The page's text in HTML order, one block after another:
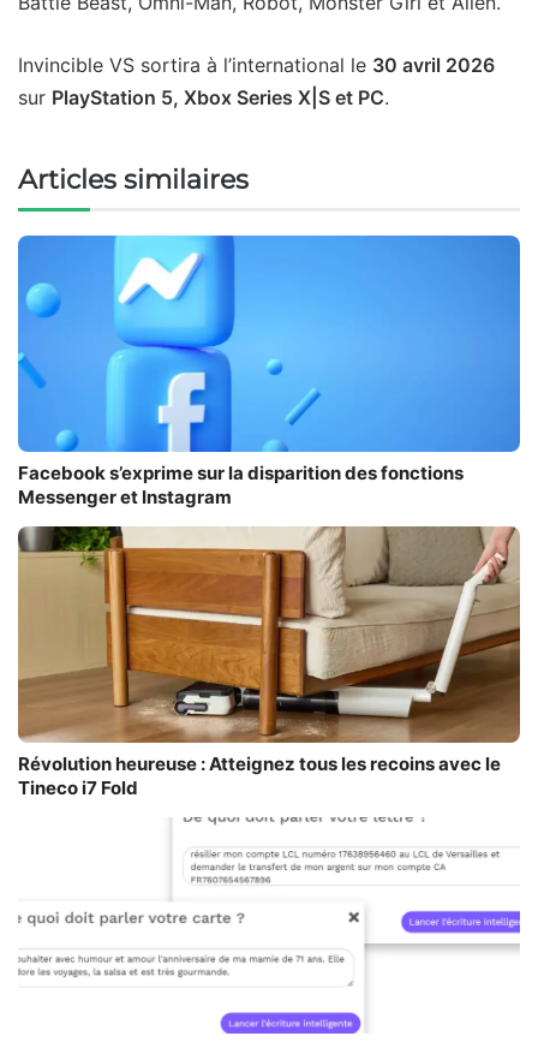
Invincible VS sortira à l’international le 30 avril 2026
sur PlayStation 5, Xbox Series X|S et PC.
Articles similaires
Facebook s’exprime sur la disparition des fonctions
Messenger et Instagram
Révolution heureuse : Atteignez tous les recoins avec le
Tineco i7 Fold